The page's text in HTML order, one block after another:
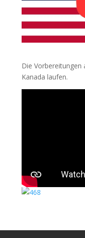
Die Vorbereitungen
Kanada laufen.